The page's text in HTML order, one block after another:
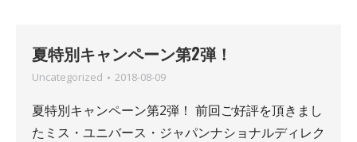
夏特別キャンペーン第2弾！
Uncategorized 2018-08-09
夏特別キャンペーン第2弾！ 前回ご好評を頂きまし
たミス・ユニバース・ジャパンナショナルディレク